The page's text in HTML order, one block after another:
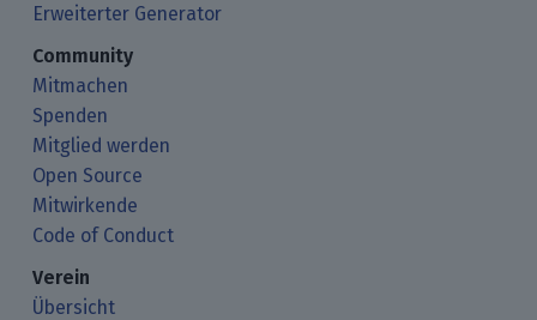
Erweiterter Generator
Community
Mitmachen
Spenden
Mitglied werden
Open Source
Mitwirkende
Code of Conduct
Verein
Übersicht